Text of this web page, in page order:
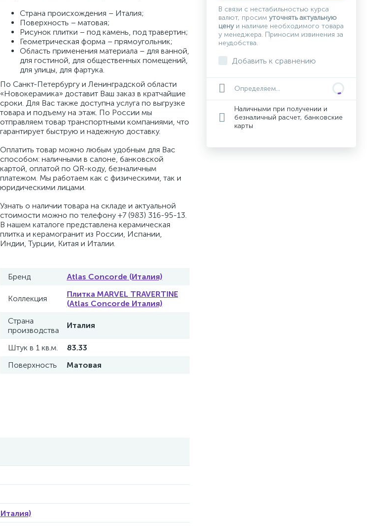
Страна происхождения – Италия;
Поверхность – матовая;
Рисунок плитки – под камень, под травертин;
Геометрическая форма – прямоугольник;
Область применения материала – для ванной,
для гостиной, для общественных помещений,
для улицы, для фартука.
По Санкт-Петербургу и Ленинградской области
«Новокерамика» доставит Ваш заказ в кратчайшие
сроки. Для Вас также доступна услуга по выгрузке
товара и подъему на этаж. По России мы
отправляем товар транспортными компаниями, что
гарантирует быструю и надежную доставку.
Оплатить товар можно любым удобным для Вас
способом: наличными в салоне, банковской
картой, оплатой по QR-коду, безналичным
платежом. Мы работаем как с физическими, так и
юридическими лицами.
Узнать о наличии товара на складе и актуальной
стоимости можно по телефону +7 (983) 316-95-13.
В нашем каталоге представлена керамическая
плитка и керамогранит из России, Испании,
Индии, Турции, Китая и Италии.
Бренд Atlas Concorde (Италия)
Коллекция
Плитка MARVEL TRAVERTINE
(Atlas Concorde Италия)
Страна
производства
Италия
Штук в 1 кв.м.
83.33
Поверхность
Матовая
В связи с нестабильностью курса
валют, просим уточнять актуальную
ценуи наличие необходимого товара
у менеджера. Приносим извинения за
неудобства.
Добавить к сравнению
Определяем...
Наличными при получении и
безналичный расчет, банковские
карты